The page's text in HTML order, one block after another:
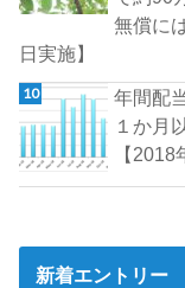
無償に
日実施】
年間配
１か月
【2018
新着エントリー